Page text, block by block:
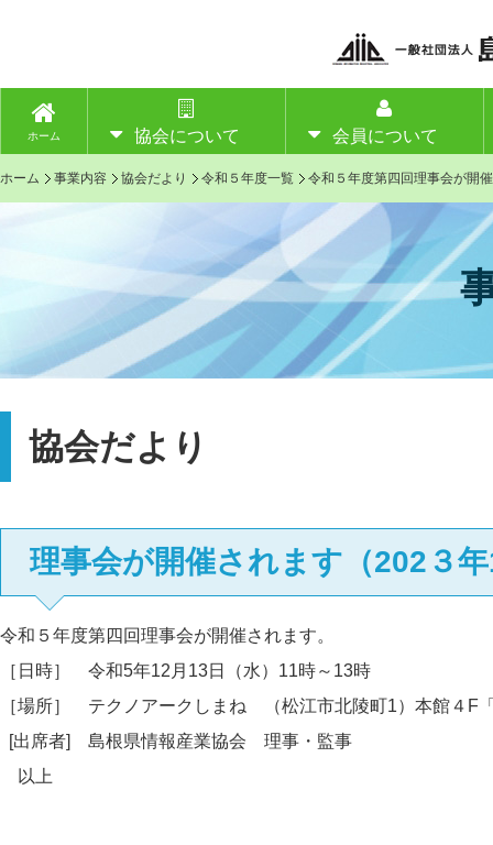
ホーム 協会について 会員について
ホーム 事業内容 協会だより 令和５年度一覧 令和５年度第四回理事会が開
協会だより
理事会が開催されます（202３
令和５年度第四回理事会が開催されます。
［日時］ 令和5年12月13日（水）11時～13時
［場所］ テクノアークしまね （松江市北陵町1）本館４F
[出席者] 島根県情報産業協会 理事・監事
以上